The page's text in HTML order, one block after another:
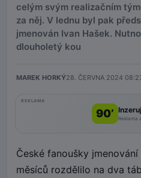
celým svým realizačním
za něj. V lednu byl pak
jmenován Ivan Hašek.
dlouholetý kou
MAREK HORKÝ28. ČERVNA 2024
REKLAMA
90’ Reklama
České fanoušky
měsíců rozdělilo na dva